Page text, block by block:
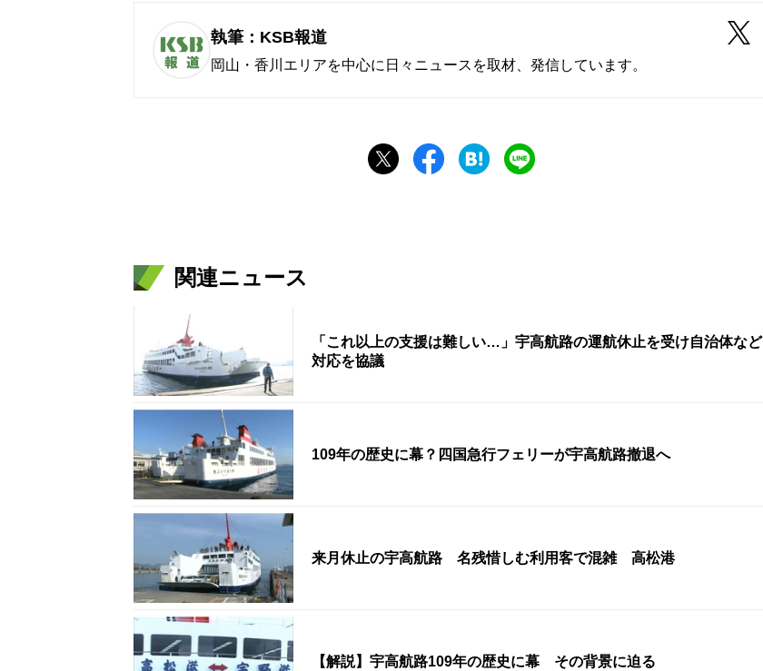
執筆：KSB報道
岡山・香川エリアを中心に日々ニュースを取材、発信しています。
関連ニュース
「これ以上の支援は難しい…」宇高航路の運航休止を受け自治体など
対応を協議
109年の歴史に幕？四国急行フェリーが宇高航路撤退へ
来月休止の宇高航路 名残惜しむ利用客で混雑 高松港
【解説】宇高航路109年の歴史に幕 その背景に迫る